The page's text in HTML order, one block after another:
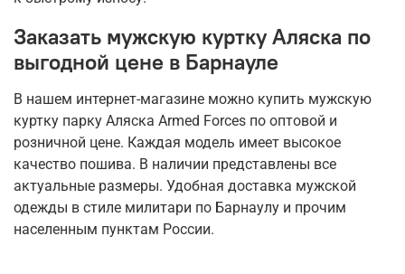
Заказать мужскую куртку Аляска по
выгодной цене в Барнауле
В нашем интернет-магазине можно купить мужскую
куртку парку Аляска Armed Forces по оптовой и
розничной цене. Каждая модель имеет высокое
качество пошива. В наличии представлены все
актуальные размеры. Удобная доставка мужской
одежды в стиле милитари по Барнаулу и прочим
населенным пунктам России.